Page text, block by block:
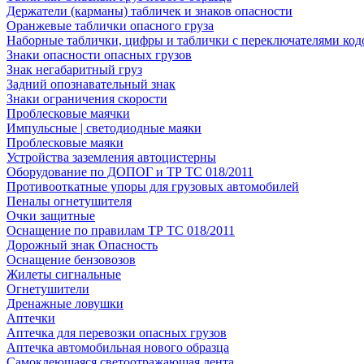
Держатели (карманы) табличек и знаков опасности
Оранжевые таблички опасного груза
Наборные таблички, цифры и таблички с переключателями
Знаки опасности опасных грузов
Знак негабаритный груз
Задний опознавательный знак
Знаки ограничения скорости
Проблесковые маячки
Импульсные | светодиодные маяки
Проблесковые маяки
Устройства заземления автоцистерны
Оборудование по ДОПОГ и ТР ТС 018/2011
Противооткатные упоры для грузовых автомобилей
Пеналы огнетушителя
Очки защитные
Оснащение по правилам ТР ТС 018/2011
Дорожный знак Опасность
Оснащение бензовозов
Жилеты сигнальные
Огнетушители
Дренажные ловушки
Аптечки
Аптечка для перевозки опасных грузов
Аптечка автомобильная нового образца